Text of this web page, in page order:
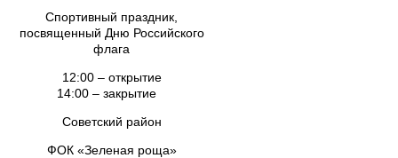
Спортивный праздник,
посвященный Дню Российского
флага
12:00 – открытие
14:00 – закрытие
Советский район
ФОК «Зеленая роща»